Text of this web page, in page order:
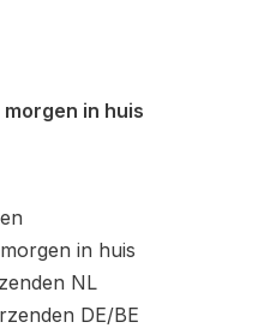
in huis
in huis
NL
DE/BE